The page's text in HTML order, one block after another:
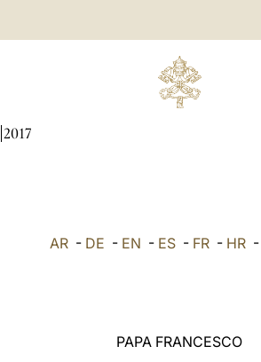
2017
AR- DE - EN - ES- FR- HR-
PAPA FRANCESCO